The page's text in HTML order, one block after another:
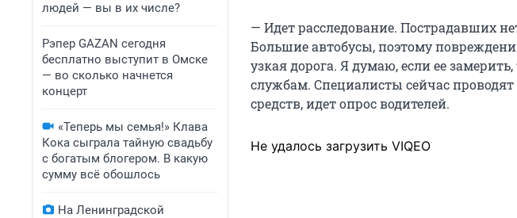
людей — вы в их числе?
Рэпер GAZAN сегодня
бесплатно выступит в Омске
— во сколько начнется
концерт
«Теперь мы семья!» Клава
Кока сыграла тайную свадьбу
с богатым блогером. В какую
сумму всё обошлось
На Ленинградской
— Идет расследование. Пострадавших
Большие автобусы, поэтому
узкая дорога. Я думаю, если ее
службам. Специалисты сейчас
средств, идет опрос водителей.
Не удалось загрузить VIQEO